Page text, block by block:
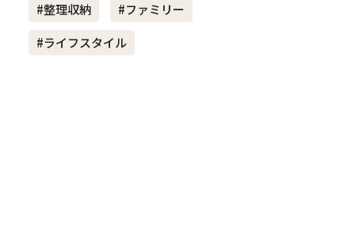
夫婦 #産休
#整理収納
#ファミリー
#ライフスタイル